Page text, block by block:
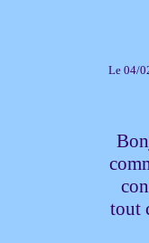
Le 04/
tout